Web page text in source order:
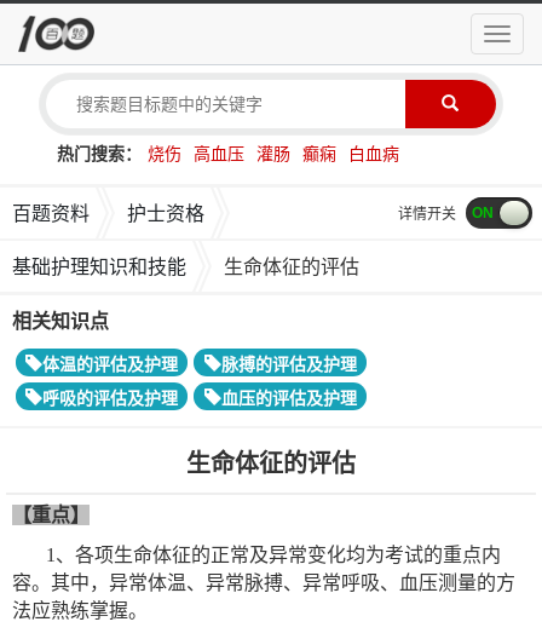
导
航
热门搜索： 烧伤 高血压 灌肠 癫痫 白血病
百题资料 护士资格 详情开关
基础护理知识和技能 生命体征的评估
相关知识点
体温的评估及护理
脉搏的评估及护理
呼吸的评估及护理
血压的评估及护理
生命体征的评估
【重点】
1 、各项生命体征的正常及异常变化均为考试的重点内
容。其中，异常体温、异常脉搏、异常呼吸、血压测量的方
法应熟练掌握。